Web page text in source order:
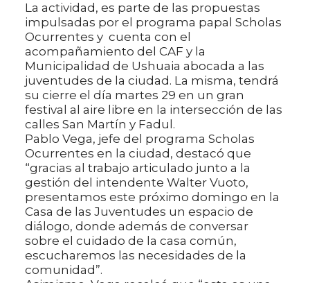
La actividad, es parte de las propuestas
impulsadas por el programa papal Scholas
Ocurrentes y cuenta con el
acompañamiento del CAF y la
Municipalidad de Ushuaia abocada a las
juventudes de la ciudad. La misma, tendrá
su cierre el día martes 29 en un gran
festival al aire libre en la intersección de las
calles San Martín y Fadul.
Pablo Vega, jefe del programa Scholas
Ocurrentes en la ciudad, destacó que
“gracias al trabajo articulado junto a la
gestión del intendente Walter Vuoto,
presentamos este próximo domingo en la
Casa de las Juventudes un espacio de
diálogo, donde además de conversar
sobre el cuidado de la casa común,
escucharemos las necesidades de la
comunidad”.